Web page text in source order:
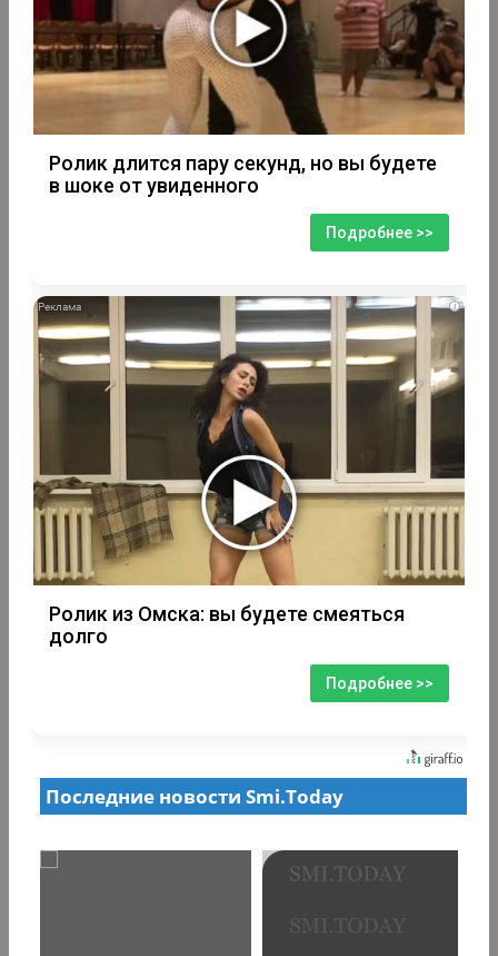
Ролик длится пару секунд, но вы будете
в шоке от увиденного
Подробнее >>
i
Ролик из Омска: вы будете смеяться
долго
Подробнее >>